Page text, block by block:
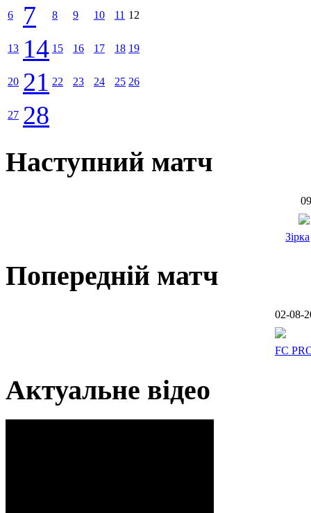
6 7 8 9 10 11 12
13 14 15 16 17 18 19
20 21 22 23 24 25 26
27 28
Наступний матч
Зірка
Попередній матч
02-08-
FC
Актуальне відео